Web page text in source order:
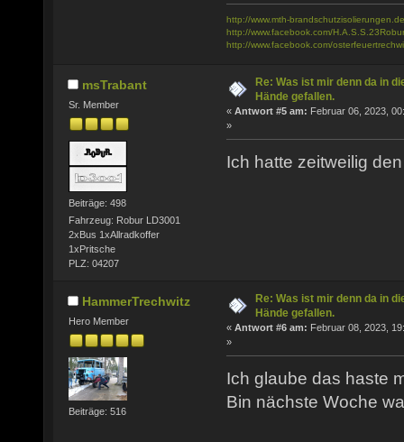
http://www.mth-
http://www.facebook.com/H.A.S.S.23Robur
http://www.facebook.com/
msTrabant
Sr. Member
Beiträge: 498
Fahrzeug: Robur LD3001
2xBus 1xAllradkoffer
1xPritsche
PLZ: 04207
Re: Was ist mir denn da in
Hände gefallen.
« Antwort #5 am: Februar 06, 2023,
»
Ich hatte zeitweilig
HammerTrechwitz
Hero Member
Beiträge: 516
Re: Was ist mir denn da in
Hände gefallen.
« Antwort #6 am: Februar 08, 2023,
»
Ich glaube das haste
Bin nächste Woche